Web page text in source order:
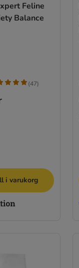
Feline
Balance
(47)
i varukorg